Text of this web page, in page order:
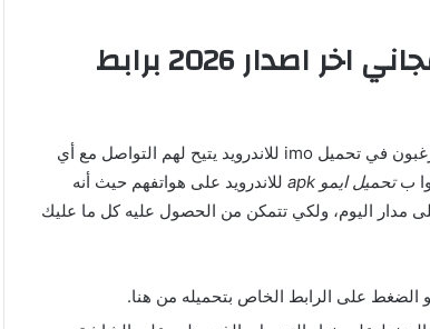
كيفية تحميل ايمو للاندرويد مجاني اخر اصدار 2026 برابط
مما لا شك فيه أنه هناك مجموعة كبيرة من الأشخاص يرغبون في تحميل imo للاندرويد يتيح لهم التواصل مع أي
بتحميل ايمو apk
للاندرويد على هواتفهم حيث أنه
مدار اليوم، ولكي تتمكن من الحصول عليه كل ما عليك
على الرابط الخاص بتحميله من هنا.